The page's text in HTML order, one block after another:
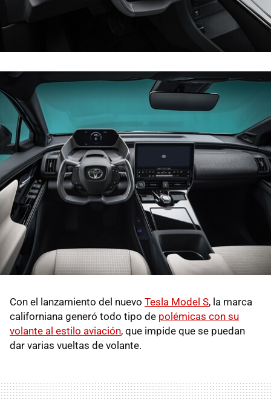
Con el lanzamiento del nuevo Tesla Model S, la marca
californiana generó todo tipo de polémicas con su
volante al estilo aviación, que impide que se puedan
dar varias vueltas de volante.